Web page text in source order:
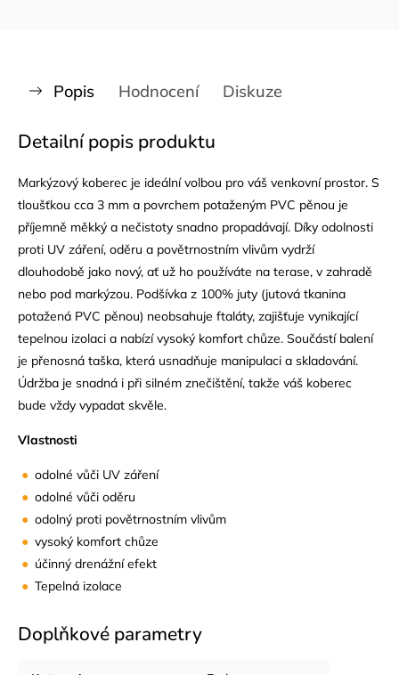
Popis Hodnocení Diskuze
Detailní popis produktu
Markýzový koberec je ideální volbou pro váš venkovní prostor. S
tloušťkou cca 3 mm a povrchem potaženým PVC pěnou je
příjemně měkký a nečistoty snadno propadávají. Díky odolnosti
proti UV záření, oděru a povětrnostním vlivům vydrží
dlouhodobě jako nový, ať už ho používáte na terase, v zahradě
nebo pod markýzou. Podšívka z 100% juty (jutová tkanina
potažená PVC pěnou) neobsahuje ftaláty, zajišťuje vynikající
tepelnou izolaci a nabízí vysoký komfort chůze. Součástí balení
je přenosná taška, která usnadňuje manipulaci a skladování.
Údržba je snadná i při silném znečištění, takže váš koberec
bude vždy vypadat skvěle.
Vlastnosti
odolné vůči UV záření
odolné vůči oděru
odolný proti povětrnostním vlivům
vysoký komfort chůze
účinný drenážní efekt
Tepelná izolace
Doplňkové parametry